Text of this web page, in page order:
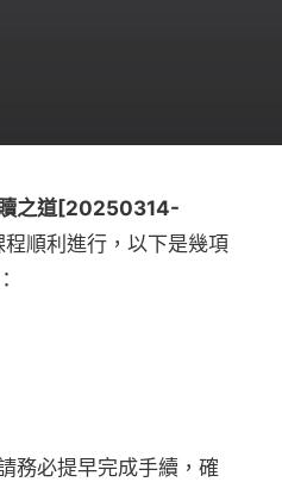
之道[20250314-
程順利進行，以下是幾項
務必提早完成手續，確